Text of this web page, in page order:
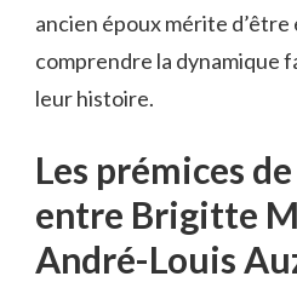
ancien époux mérite
comprendre la dynamique
leur histoire.
Les prémices
entre Brigitte
André-Louis